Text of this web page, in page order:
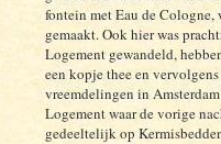
fontein met Eau de Cologne,
gemaakt. Ook hier was
Logement gewandeld,
een kopje thee en
vreemdelingen in
Logement waar de vorige
gedeeltelijk op